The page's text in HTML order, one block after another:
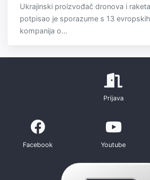
Ukrajinski proizvođač dronova i
potpisao je sporazume s 13
kompanija o...
Prijava
Facebook Youtube